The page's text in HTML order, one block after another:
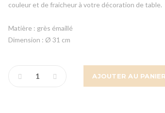
couleur et de fraicheur à votre décoration de table.
Matière : grès émaillé
Dimension : Ø 31 cm
AJOUTER AU PANIER